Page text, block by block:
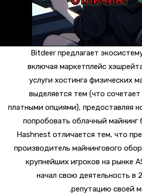
Bitdeer предлагает
включая маркетплейс
услуги хостинга
выделяется тем (что
платными опциями),
попробовать облачный
Hashnest отличается тем,
производитель
крупнейших игроков на
начал свою
репутацию